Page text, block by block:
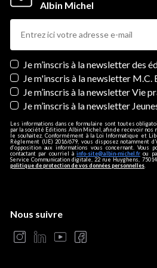
Albin Michel
Newsletters
Je m’inscris à la newsletter des
Je m'inscris à la newsletter M.C.
Je m’inscris à la newsletter Vie
Je m’inscris à la newsletter
Les informations dans ce formulaire sont toutes
par la société Editions Albin Michel, afin de recevoir
le souhaitez. Conformément à la Loi Informatique et
Règlement (UE) 2016/679, vous disposez notamment
d’opposition aux informations vous concernant.
contactant par courriel àinfo-site@albin-michel.fr ou
Service Communication digitale, 22 rue Huyghens,
politique de protection de vos données personnelles.
Nous suivre